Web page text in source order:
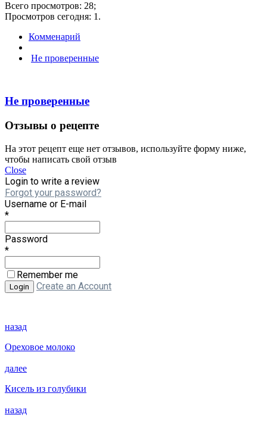
Всего просмотров: 28;
Просмотров сегодня: 1.
Комменарий
Не проверенные
Не проверенные
Отзывы о рецепте
На этот рецепт еще нет отзывов, используйте форму ниже,
чтобы написать свой отзыв
Close
Login to write a review
Forgot your password?
Username or E-mail
*
Password
*
Remember me
Create an Account
назад
Ореховое молоко
далее
Кисель из голубики
назад